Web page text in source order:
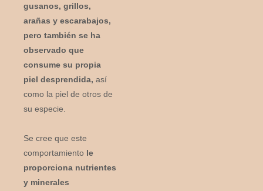
gusanos, grillos,
arañas y escarabajos,
pero también se ha
observado que
consume su propia
piel desprendida, así
como la piel de otros de
su especie.
Se cree que este
comportamiento le
proporciona nutrientes
y minerales